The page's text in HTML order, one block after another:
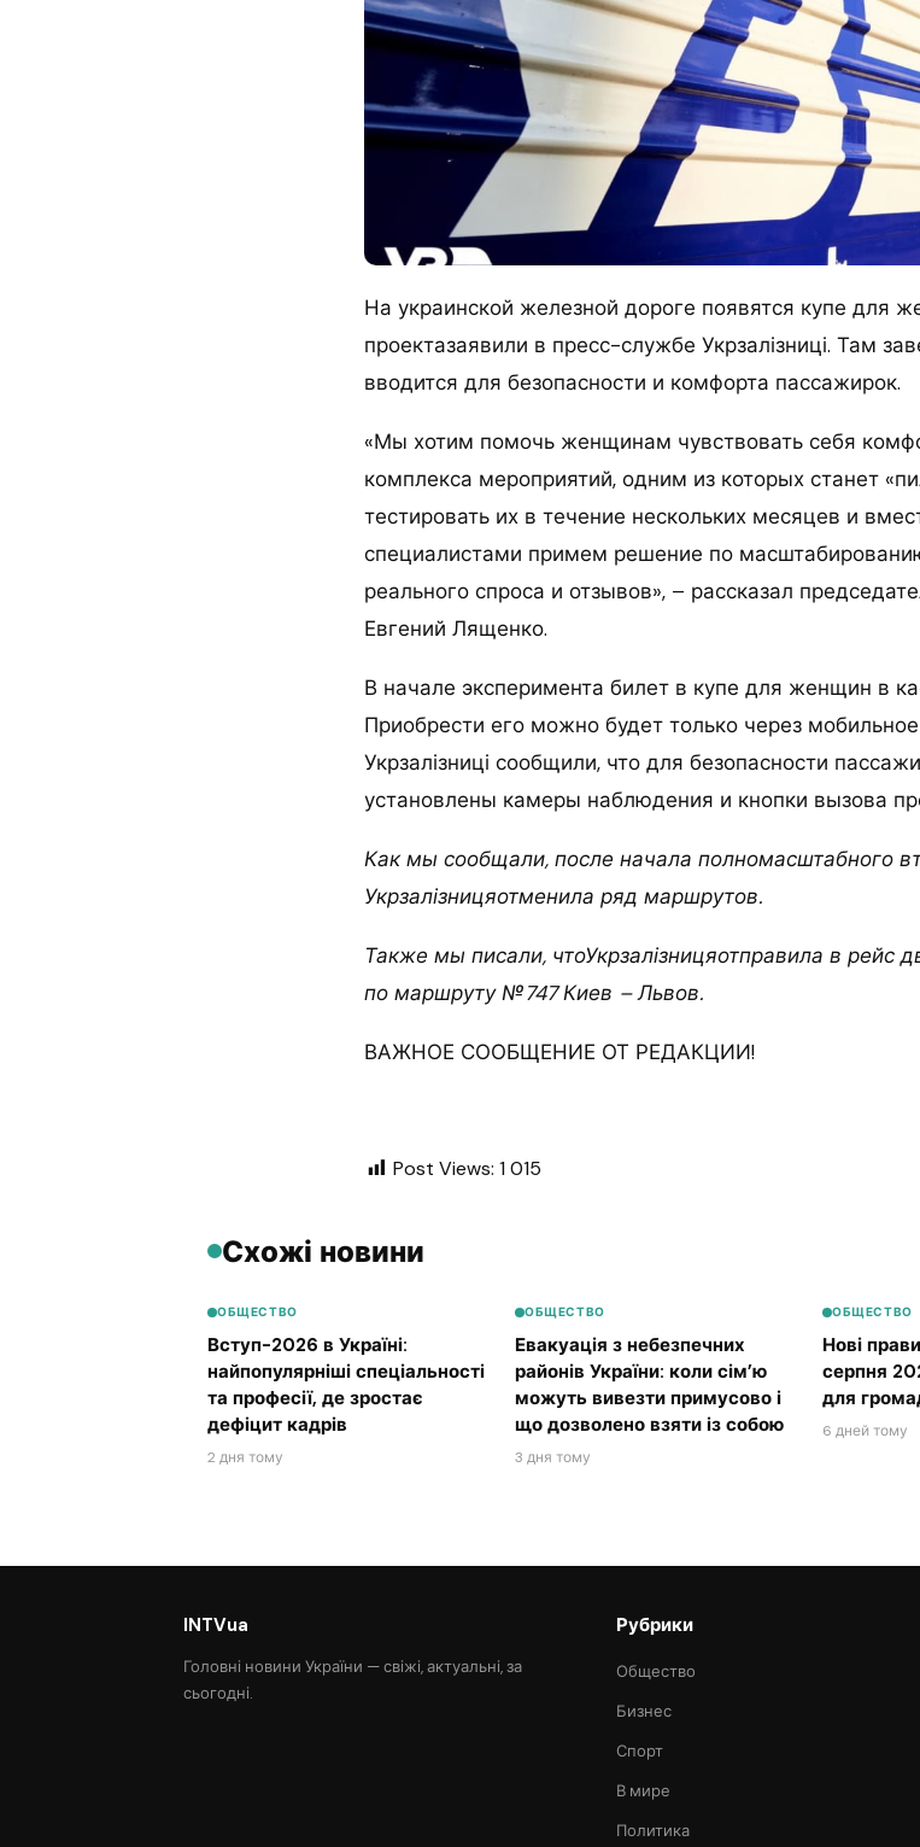
На украинской железной дороге появятся купе для
проектазаявили в пресс-службе Укрзалізниці. Там
вводится для безопасности и комфорта пассажирок.
«Мы хотим помочь женщинам чувствовать себя
комплекса мероприятий, одним из которых станет
тестировать их в течение нескольких месяцев и
специалистами примем решение по
реального спроса и отзывов», – рассказал
Евгений Лященко.
В начале эксперимента билет в купе для женщин в
Приобрести его можно будет только через
Укрзалізниці сообщили, что для безопасности
установлены камеры наблюдения и кнопки вызова
Как мы сообщали, после начала полномасштабного
Укрзалізницяотменила ряд маршрутов.
Также мы писали, чтоУкрзалізницяотправила в рейс
по маршруту №747 Киев – Львов.
ВАЖНОЕ СООБЩЕНИЕ ОТ РЕДАКЦИИ!
Post Views: 1 015
Схожі новини
ОБЩЕСТВО
Вступ-2026 в Україні:
найпопулярніші спеціальності
та професії, де зростає
дефіцит кадрів
2 дня тому
ОБЩЕСТВО
Евакуація з небезпечних
районів України: коли сім’ю
можуть вивезти примусово і
що дозволено взяти із собою
3 дня тому
ОБЩЕСТВО
Нові
серпня
для
6 дней тому
INTVua
Головні новини України — свіжі, актуальні, за
сьогодні.
Рубрики
Общество
Бизнес
Спорт
В мире
Политика